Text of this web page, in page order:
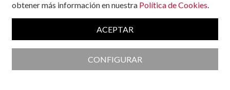
obtener más información en nuestra Política de Cookies.
ACEPTAR
CONFIGURAR
hallazgos indican que controlar bien la
puede actuar como un enfoque auxiliar eficaz para mejorar el
pronóstico de los pacientes con COVID-19 y diabetes